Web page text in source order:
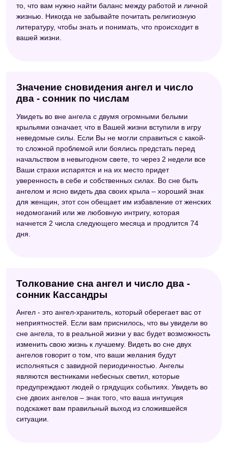
то, что вам нужно найти баланс между работой и личной
жизнью. Никогда не забывайте почитать религиозную
литературу, чтобы знать и понимать, что происходит в
вашей жизни.
Значение сновидения ангел и число
два - сонник по числам
Увидеть во вне ангела с двумя огромными белыми
крыльями означает, что в Вашей жизни вступили в игру
неведомые силы. Если Вы не могли справиться с какой-
то сложной проблемой или боялись предстать перед
начальством в невыгодном свете, то через 2 недели все
Ваши страхи испарятся и на их место придет
уверенность в себе и собственных силах. Во сне быть
ангелом и ясно видеть два своих крыла – хороший знак
для женщин, этот сон обещает им избавление от женских
недомоганий или же любовную интригу, которая
начнется 2 числа следующего месяца и продлится 74
дня.
Толкование сна ангел и число два -
сонник Кассандры
Ангел - это ангел-хранитель, который оберегает вас от
неприятностей. Если вам приснилось, что вы увидели во
сне ангела, то в реальной жизни у вас будет возможность
изменить свою жизнь к лучшему. Видеть во сне двух
ангелов говорит о том, что ваши желания будут
исполняться с завидной периодичностью. Ангелы
являются вестниками небесных светил, которые
предупреждают людей о грядущих событиях. Увидеть во
сне двоих ангелов – знак того, что ваша интуиция
подскажет вам правильный выход из сложившейся
ситуации.